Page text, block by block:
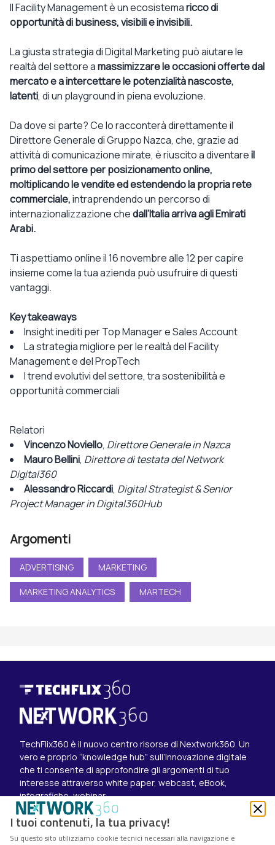
Il Facility Management è un ecosistemaricco di
opportunità di business, visibili e invisibili.
La giusta strategia di Digital Marketing può aiutare le
realtà del settore amassimizzare le occasioni offerte dal
mercato e a intercettare le potenzialità nascoste,
latenti, di un playground in piena evoluzione.
Da dove si parte? Ce lo racconterà direttamente il
Direttore Generale di Gruppo Nazca, che, grazie ad
attività di comunicazione mirate, è riuscito a diventareil
primo del settore per posizionamento online,
moltiplicando le vendite ed estendendo la propria rete
commerciale,intraprendendo un percorso di
internazionalizzazione chedall’Italia arriva agli Emirati
Arabi.
Ti aspettiamo online il 16 novembre alle 12 per capire
insieme come la tua azienda può usufruire di questi
vantaggi.
Key takeaways
Insight inediti per Top Manager e Sales Account
La strategia migliore per le realtà del Facility
Management e del PropTech
I trend evolutivi del settore, tra sostenibilità e
opportunità commerciali
Relatori
Vincenzo Noviello, Direttore Generale in Nazca
Mauro Bellini, Direttore di testata del Network
Digital360
Alessandro Riccardi, Digital Strategist & Senior
Project Manager in Digital360Hub
Argomenti
ADVERTISING MARKETING
MARKETING ANALYTICS MARTECH
TechFlix360 è il nuovo centro risorse di Nextwork360. Un
vero e proprio “knowledge hub” sull’innovazione digitale
che ti consente di approfondire gli argomenti di tuo
interesse attraverso white paper, webcast, eBook,
infografiche, webinar.
Esplora i contenuti
Canali
White paper
I tuoi contenuti, la tua privacy!
Su questo sito utilizziamo cookie tecnici necessari alla navigazione e